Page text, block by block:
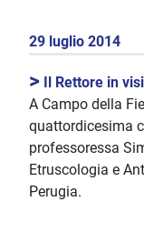
29 luglio 2014
>
Il Rettore in
A Campo della
quattordicesima
professoressa
Etruscologia e
Perugia.